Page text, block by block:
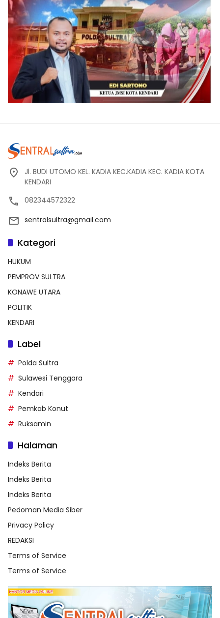
Jl. BUDI UTOMO KEL. KADIA KEC.KADIA KEC. KADIA KOTA
KENDARI
082344572322
sentralsultra@gmail.com
Kategori
HUKUM
PEMPROV SULTRA
KONAWE UTARA
POLITIK
KENDARI
Label
Polda Sultra
Sulawesi Tenggara
Kendari
Pemkab Konut
Ruksamin
Halaman
Indeks Berita
Indeks Berita
Indeks Berita
Pedoman Media Siber
Privacy Policy
REDAKSI
Terms of Service
Terms of Service